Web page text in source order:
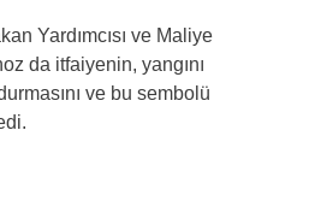
Yardımcısı ve Maliye
da itfaiyenin, yangını
ve bu sembolü